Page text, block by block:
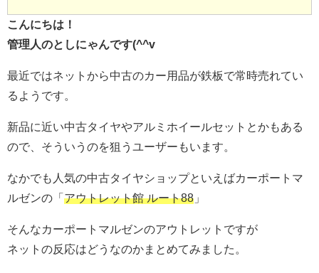
こんにちは！
管理人のとしにゃんです(^^v
最近ではネットから中古のカー用品が鉄板で常時売れてい
るようです。
新品に近い中古タイヤやアルミホイールセットとかもある
ので、そういうのを狙うユーザーもいます。
なかでも人気の中古タイヤショップといえばカーポートマ
ルゼンの「 アウトレット館 ルート88 」
そんなカーポートマルゼンのアウトレットですが
ネットの反応はどうなのかまとめてみました。